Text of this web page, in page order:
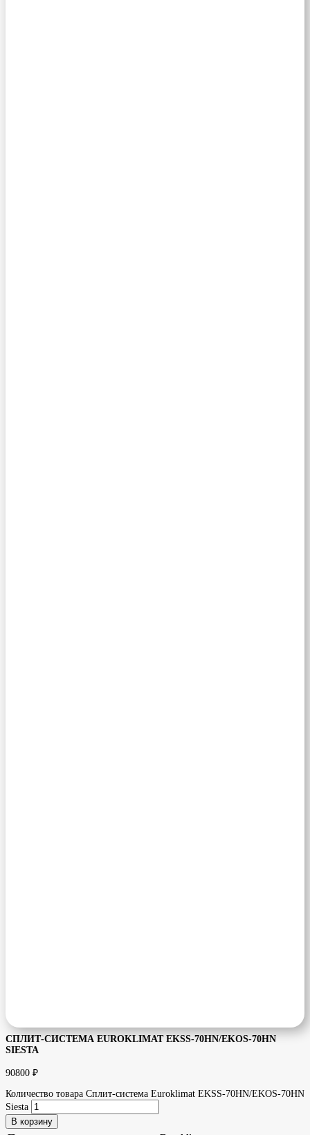
СПЛИТ-СИСТЕМА EUROKLIMAT EKSS-70HN/EKOS-70HN
SIESTA
90800 ₽
Количество товара Сплит-система Euroklimat EKSS-70HN/EKOS-70HN
Siesta
В корзину